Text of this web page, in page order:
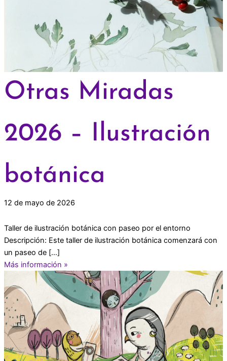
Otras Miradas
2026 – Ilustración
botánica
12 de mayo de 2026
Taller de ilustración botánica con paseo por el entorno
Descripción: Este taller de ilustración botánica comenzará con
un paseo de […]
Más información »